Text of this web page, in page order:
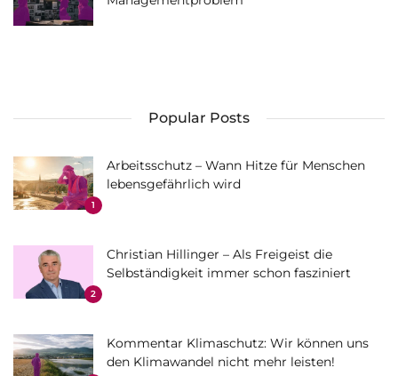
Popular Posts
1
Arbeitsschutz – Wann Hitze für Menschen
lebensgefährlich wird
2
Christian Hillinger – Als Freigeist die
Selbständigkeit immer schon fasziniert
Kommentar Klimaschutz: Wir können uns
den Klimawandel nicht mehr leisten!